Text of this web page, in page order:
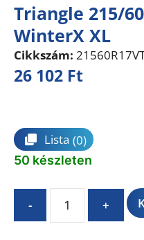
Triangle 215/
WinterX XL
Cikkszám:
26 102 Ft
Lista (0)
50 készleten
- +